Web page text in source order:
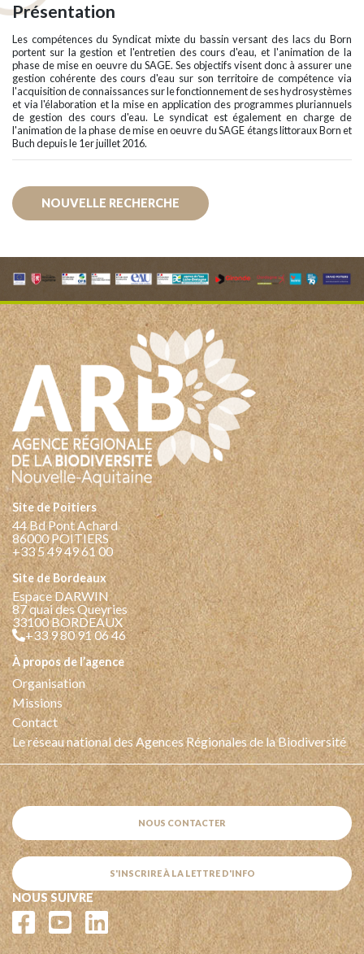
Présentation
Les compétences du Syndicat mixte du bassin versant des lacs du Born
portent sur la gestion et l'entretien des cours d'eau, et l'animation de la
phase de mise en oeuvre du SAGE. Ses objectifs visent donc à assurer une
gestion cohérente des cours d'eau sur son territoire de compétence via
l'acquisition de connaissances sur le fonctionnement de ses hydrosystèmes
et via l'élaboration et la mise en application des programmes pluriannuels
de gestion des cours d'eau. Le syndicat est également en charge de
l'animation de la phase de mise en oeuvre du SAGE étangs littoraux Born et
Buch depuis le 1er juillet 2016.
NOUVELLE RECHERCHE
Site de Poitiers
44 Bd Pont Achard
86000 POITIERS
+33 5 49 49 61 00
Site de Bordeaux
Espace DARWIN
87 quai des Queyries
33100 BORDEAUX
+33 9 80 91 06 46
à propos de l’agence
Organisation
Missions
Contact
Le réseau national des Agences Régionales de la Biodiversité
NOUS CONTACTER
S'INSCRIRE À LA LETTRE D'INFO
NOUS SUIVRE